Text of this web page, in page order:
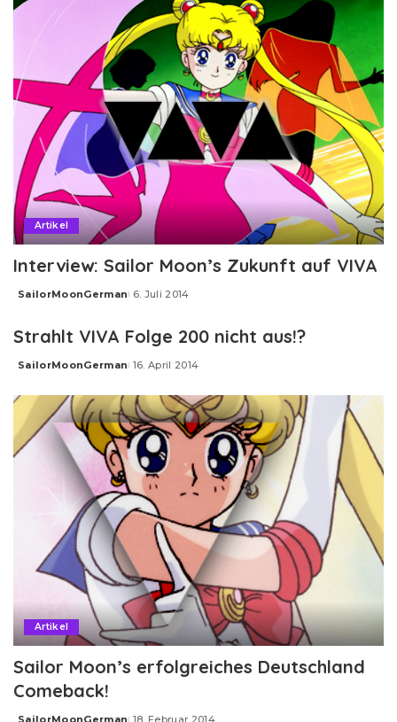
Artikel
Interview: Sailor Moon’s Zukunft auf VIVA
Posted
SailorMoonGerman 6. Juli 2014
Strahlt VIVA Folge 200 nicht aus!?
Posted
SailorMoonGerman 16. April 2014
Artikel
Sailor Moon’s erfolgreiches Deutschland
Comeback!
SailorMoonGerman 18. Februar 2014